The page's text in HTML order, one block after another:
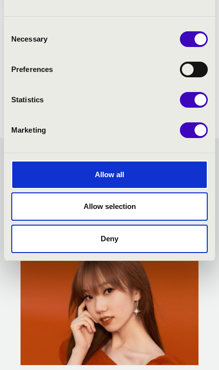
Selection
Necessary
Preferences
Statistics
Marketing
Allow all
Allow selection
Deny
FILHARMÓNIA
ORGONABÉRLET - SZEGED
- TOVÁBBI KONCERTEK